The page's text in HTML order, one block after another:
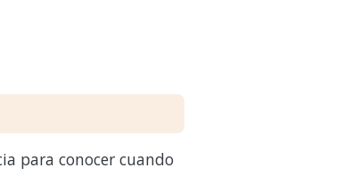
para conocer cuando